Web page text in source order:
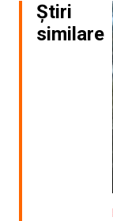
Știri
similare